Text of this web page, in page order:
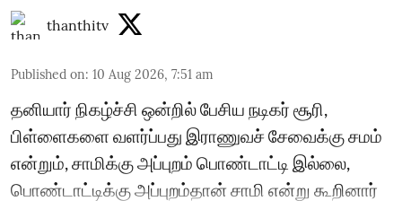
thanthitv
Published on: 10 Aug 2026, 7:51 am
தனியார் நிகழ்ச்சி ஒன்றில் பேசிய நடிகர் சூரி,
பிள்ளைகளை வளர்ப்பது இராணுவச் சேவைக்கு சமம்
என்றும், சாமிக்கு அப்புறம் பொண்டாட்டி இல்லை,
பொண்டாட்டிக்கு அப்புறம்தான் சாமி என்று கூறினார்